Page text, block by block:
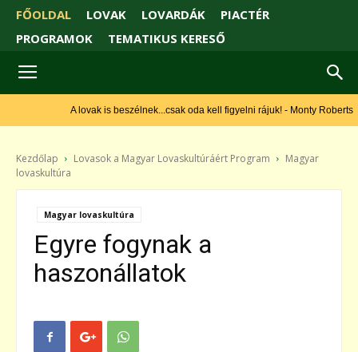
FŐOLDAL LOVAK LOVARDÁK
PIACTÉR
PROGRAMOK
TEMATIKUS KERESŐ
A lovak is beszélnek...csak oda kell figyelni rájuk! - Monty Roberts
Kezdőlap Lovasok a Magyar Lovaskultúráért Program
Magyar
lovaskultúra
Magyar lovaskultúra
Egyre fogynak a
haszonállatok